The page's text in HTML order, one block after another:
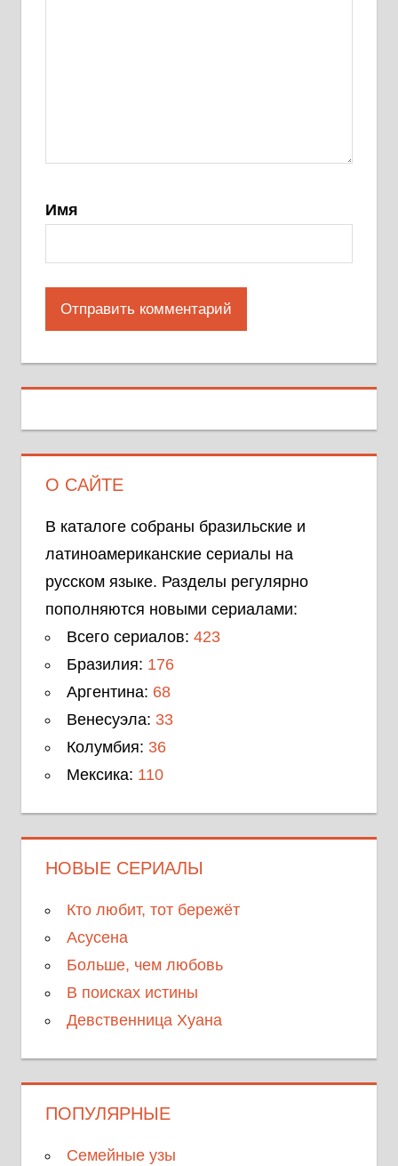
Имя
О САЙТЕ
В каталоге собраны бразильские и
латиноамериканские сериалы на
русском языке. Разделы регулярно
пополняются новыми сериалами:
Всего сериалов: 423
Бразилия: 176
Аргентина: 68
Венесуэла: 33
Колумбия: 36
Мексика: 110
НОВЫЕ СЕРИАЛЫ
Кто любит, тот бережёт
Асусена
Больше, чем любовь
В поисках истины
Девственница Хуана
ПОПУЛЯРНЫЕ
Семейные узы